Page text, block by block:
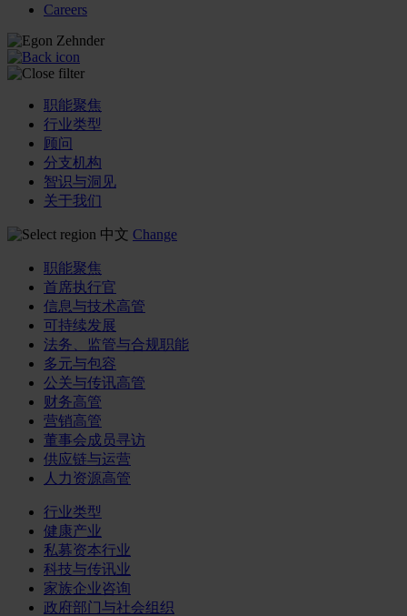
Careers
职能聚焦
行业类型
顾问
分支机构
智识与洞见
关于我们
中文 Change
职能聚焦
首席执行官
信息与技术高管
可持续发展
法务、监管与合规职能
多元与包容
公关与传讯高管
财务高管
营销高管
董事会成员寻访
供应链与运营
人力资源高管
行业类型
健康产业
私募资本行业
科技与传讯业
家族企业咨询
政府部门与社会组织